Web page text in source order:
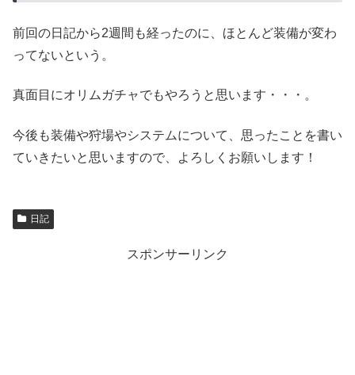
前回の日記から2週間も経ったのに、ほとんど装備が変わ
ってないという。
真面目にオリムガチャでもやろうと思います・・・。
今後も装備や狩場やシステムについて、思ったことを書い
ていきたいと思いますので、よろしくお願いします！
日記
スポンサーリンク